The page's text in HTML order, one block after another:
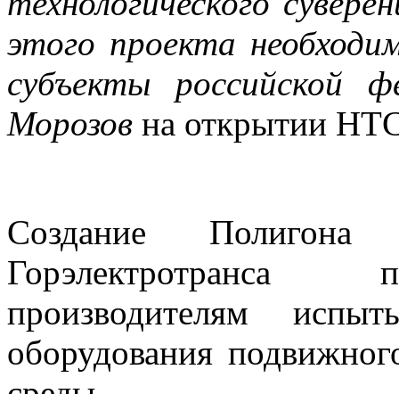
этого проекта
субъекты российской
Морозов на открытии
Создание Полигона
Горэлектротранса
производителям
оборудования